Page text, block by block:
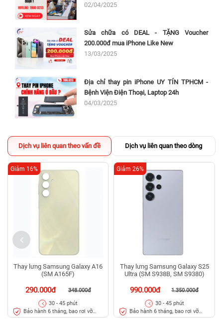
02/04/2025
Sửa chữa có DEAL - TẶNG Voucher
200.000đ mua iPhone Like New
13/03/2025
Địa chỉ thay pin iPhone UY TÍN TPHCM -
Bệnh Viện Điện Thoại, Laptop 24h
04/03/2025
Dịch vụ liên quan theo vấn đề Dịch vụ liên quan theo dòng
Thay lưng Samsung Galaxy A16
(SM A165F)
290.000đ 348.000đ
Giảm 16%
30 - 45 phút
Bảo hành 6 tháng, bao rơi vỡ
kính lưng
Thay lưng Samsung Galaxy S25
Ultra (SM S938B, SM S9380)
990.000đ 1.350.000đ
Giảm 26%
30 - 45 phút
Bảo hành 6 tháng, bao rơi vỡ
kính lưng